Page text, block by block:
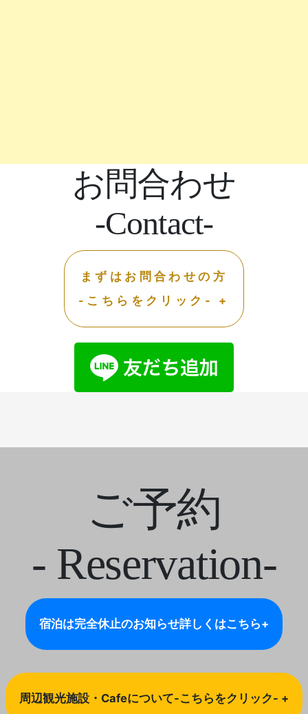
お問合わせ
-Contact-
まずはお問合わせの方
-こちらをクリック- +
ご予約
- Reservation-
宿泊は完全休止のお知らせ詳しくはこちら+
周辺観光施設・Cafeについて-こちらをクリック- +